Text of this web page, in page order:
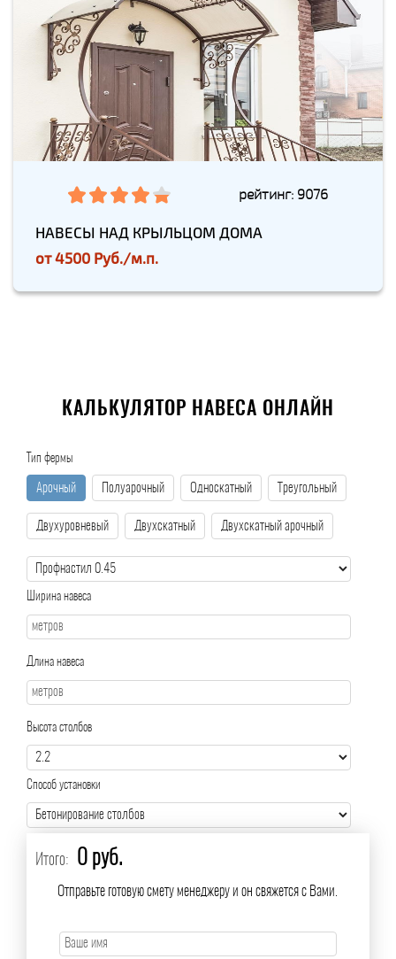
рейтинг: 9076
НАВЕСЫ НАД КРЫЛЬЦОМ ДОМА
от4500 Руб./м.п.
КАЛЬКУЛЯТОР НАВЕСА ОНЛАЙН
Тип фермы
Арочный Полуарочный Односкатный Треугольный
Двухуровневый Двухскатный Двухскатный арочный
Ширина навеса
Длина навеса
Высота столбов
Способ установки
Итого: 0 руб.
Отправьте готовую смету менеджеру и он свяжется с Вами.